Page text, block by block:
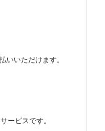
いいただけます。
ービスです。